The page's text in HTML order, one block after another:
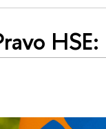
HSE: